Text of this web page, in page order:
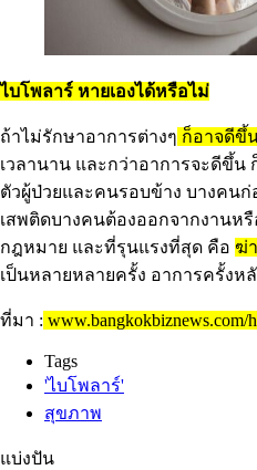
ไบโพลาร์ หายเองได้หรือไม่
ถ้าไม่รักษาอาการต่างๆ ก็อาจดีขึ้
เวลานาน และกว่าอาการจะดีขึ้น
ตัวผู้ป่วยและคนรอบข้าง บางคน
เสพติดบางคนต้องออกจากงานห
กฎหมาย และที่รุนแรงที่สุด คือ ฆ่
เป็นหลายหลายครั้ง อาการครั้ง
ที่มา : www.bangkokbiznews.com/
Tags
'ไบโพลาร์'
สุขภาพ
แบ่งปัน